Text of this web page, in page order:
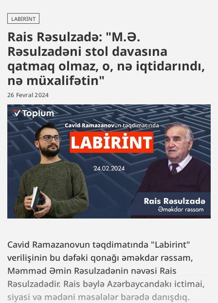
LABIRINT
Rais Rəsulzadə: "M.Ə.
Rəsulzadəni stol davasına
qatmaq olmaz, o, nə iqtidarındı,
nə müxalifətin"
26 Fevral 2024
Cavid Ramazanovun təqdimatında "Labirint"
verilişinin bu dəfəki qonağı əməkdar rəssam,
Məmməd Əmin Rəsulzadənin nəvəsi Rais
Rəsulzadədir. Rais bəylə Azərbaycandakı ictimai,
siyasi və mədəni məsələlər barədə danışdıq.